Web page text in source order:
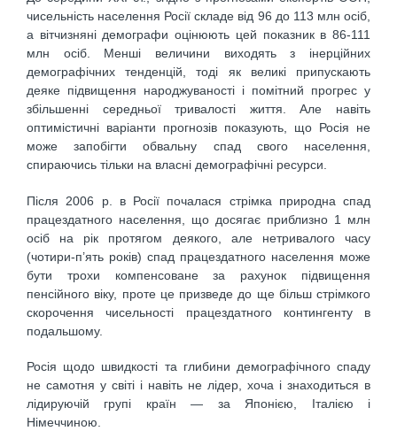
чисельність населення Росії складе від 96 до 113 млн осіб,
а вітчизняні демографи оцінюють цей показник в 86-111
млн осіб. Менші величини виходять з інерційних
демографічних тенденцій, тоді як великі припускають
деяке підвищення народжуваності і помітний прогрес у
збільшенні середньої тривалості життя. Але навіть
оптимістичні варіанти прогнозів показують, що Росія не
може запобігти обвальну спад свого населення,
спираючись тільки на власні демографічні ресурси.
Після 2006 р. в Росії почалася стрімка природна спад
працездатного населення, що досягає приблизно 1 млн
осіб на рік протягом деякого, але нетривалого часу
(чотири-п’ять років) спад працездатного населення може
бути трохи компенсоване за рахунок підвищення
пенсійного віку, проте це призведе до ще більш стрімкого
скорочення чисельності працездатного контингенту в
подальшому.
Росія щодо швидкості та глибини демографічного спаду
не самотня у світі і навіть не лідер, хоча і знаходиться в
лідируючій групі країн — за Японією, Італією і
Німеччиною.